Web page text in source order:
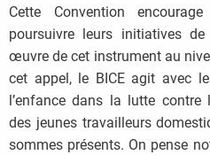
Cette Convention
poursuivre leurs initiatives
œuvre de cet instrument au
cet appel, le BICE agit avec
l’enfance dans la lutte
des jeunes travailleurs
sommes présents. On pense